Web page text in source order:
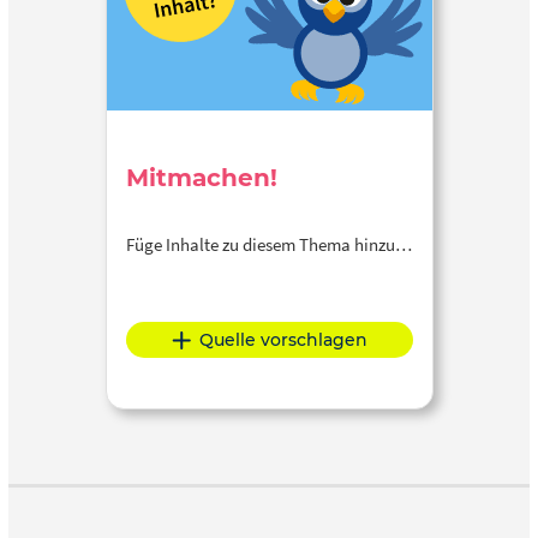
Präsenzveranstaltung durchgeführt werden.
Mitmachen!
Füge Inhalte zu diesem Thema hinzu…
Quelle vorschlagen